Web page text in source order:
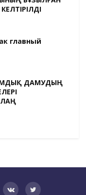
главный
ДАМУДЫҢ